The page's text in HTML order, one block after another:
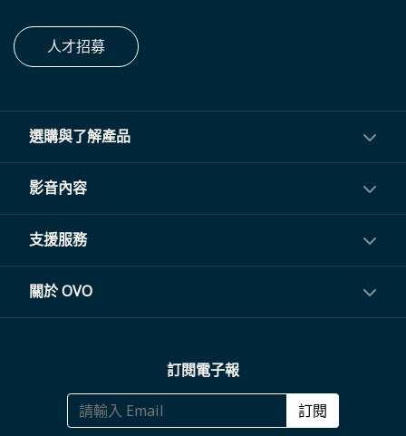
人才招募
選購與了解產品
投影機
閨蜜機與電視
電視盒與周邊
福利品專區
影音內容
影音訂閱
支援服務
常見問題
關於 OVO
商務合作
訂閱電子報
訂閱